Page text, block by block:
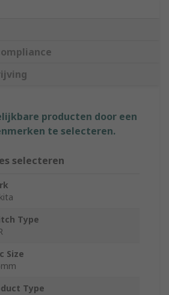
producten door een
te selecteren.
selecteren
Type
Size
Type